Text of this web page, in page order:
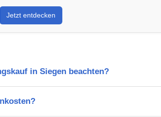
Jetzt entdecken
in Siegen beachten?